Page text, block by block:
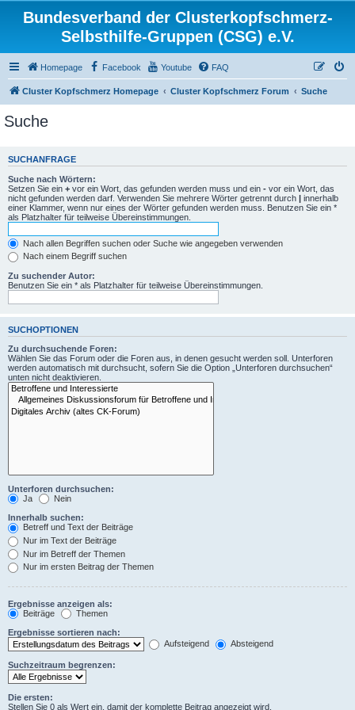
Bundesverband der Clusterkopfschmerz-
Selbsthilfe-Gruppen (CSG) e.V.
Homepage Facebook Youtube FAQ
Cluster Kopfschmerz Homepage Cluster Kopfschmerz Forum Suche
Suche
SUCHANFRAGE
Suche nach Wörtern:
Setzen Sie ein + vor ein Wort, das gefunden werden muss und ein - vor ein Wort, das
nicht gefunden werden darf. Verwenden Sie mehrere Wörter getrennt durch | innerhalb
einer Klammer, wenn nur eines der Wörter gefunden werden muss. Benutzen Sie ein *
als Platzhalter für teilweise Übereinstimmungen.
Nach allen Begriffen suchen oder Suche wie angegeben verwenden
Nach einem Begriff suchen
Zu suchender Autor:
Benutzen Sie ein * als Platzhalter für teilweise Übereinstimmungen.
SUCHOPTIONEN
Zu durchsuchende Foren:
Wählen Sie das Forum oder die Foren aus, in denen gesucht werden soll. Unterforen
werden automatisch mit durchsucht, sofern Sie die Option „Unterforen durchsuchen“
unten nicht deaktivieren.
Unterforen durchsuchen:
Ja
Nein
Innerhalb suchen:
Betreff und Text der Beiträge
Nur im Text der Beiträge
Nur im Betreff der Themen
Nur im ersten Beitrag der Themen
Ergebnisse anzeigen als:
Beiträge
Themen
Ergebnisse sortieren nach:
Aufsteigend
Absteigend
Suchzeitraum begrenzen:
Die ersten:
Stellen Sie 0 als Wert ein, damit der komplette Beitrag angezeigt wird.